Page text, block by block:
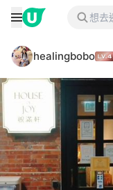
healingbobo